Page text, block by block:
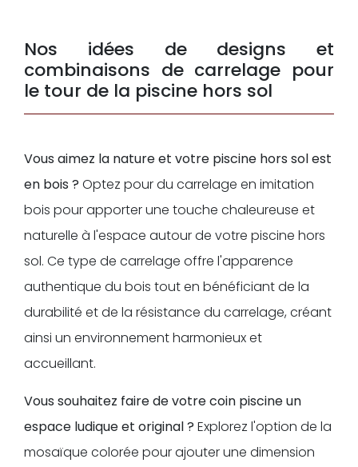
Nos idées de designs et
combinaisons de carrelage pour
le tour de la piscine hors sol
Vous aimez la nature et votre piscine hors sol est
en bois ? Optez pour du carrelage en imitation
bois pour apporter une touche chaleureuse et
naturelle à l'espace autour de votre piscine hors
sol. Ce type de carrelage offre l'apparence
authentique du bois tout en bénéficiant de la
durabilité et de la résistance du carrelage, créant
ainsi un environnement harmonieux et
accueillant.
Vous souhaitez faire de votre coin piscine un
espace ludique et original ? Explorez l'option de la
mosaïque colorée pour ajouter une dimension